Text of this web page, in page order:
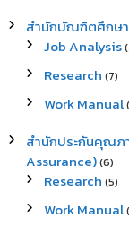
สำนักบัณฑิตศึกษ
Job Analysis
Research (7)
Work Manual
สำนักประกันคุณภ
Assurance)(6)
Research (5)
Work Manual